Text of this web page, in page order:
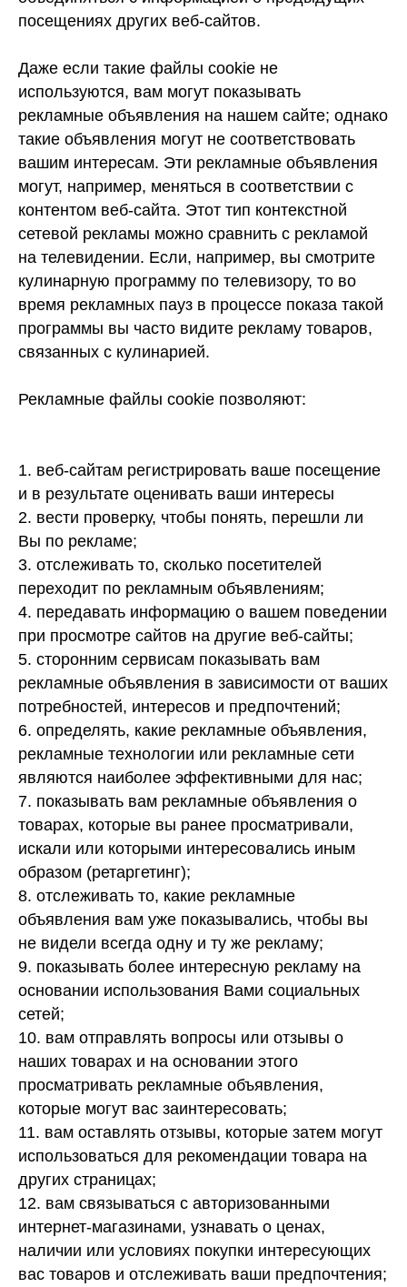
посещениях других веб-сайтов.
Даже если такие файлы cookie не
используются, вам могут показывать
рекламные объявления на нашем сайте; однако
такие объявления могут не соответствовать
вашим интересам. Эти рекламные объявления
могут, например, меняться в соответствии с
контентом веб-сайта. Этот тип контекстной
сетевой рекламы можно сравнить с рекламой
на телевидении. Если, например, вы смотрите
кулинарную программу по телевизору, то во
время рекламных пауз в процессе показа такой
программы вы часто видите рекламу товаров,
связанных с кулинарией.
Рекламные файлы cookie позволяют:
1. веб-сайтам регистрировать ваше посещение
и в результате оценивать ваши интересы
2. вести проверку, чтобы понять, перешли ли
Вы по рекламе;
3. отслеживать то, сколько посетителей
переходит по рекламным объявлениям;
4. передавать информацию о вашем поведении
при просмотре сайтов на другие веб-сайты;
5. сторонним сервисам показывать вам
рекламные объявления в зависимости от ваших
потребностей, интересов и предпочтений;
6. определять, какие рекламные объявления,
рекламные технологии или рекламные сети
являются наиболее эффективными для нас;
7. показывать вам рекламные объявления о
товарах, которые вы ранее просматривали,
искали или которыми интересовались иным
образом (ретаргетинг);
8. отслеживать то, какие рекламные
объявления вам уже показывались, чтобы вы
не видели всегда одну и ту же рекламу;
9. показывать более интересную рекламу на
основании использования Вами социальных
сетей;
10. вам отправлять вопросы или отзывы о
наших товарах и на основании этого
просматривать рекламные объявления,
которые могут вас заинтересовать;
11. вам оставлять отзывы, которые затем могут
использоваться для рекомендации товара на
других страницах;
12. вам связываться с авторизованными
интернет-магазинами, узнавать о ценах,
наличии или условиях покупки интересующих
вас товаров и отслеживать ваши предпочтения;